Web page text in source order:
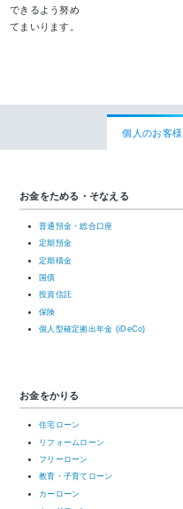
できるよう努め
てまいります。
個人のお客様
お金をためる・そなえる
普通預金・総合口座
定期預金
定期積金
国債
投資信託
保険
個人型確定拠出年金 (iDeCo)
お金をかりる
住宅ローン
リフォームローン
フリーローン
教育・子育てローン
カーローン